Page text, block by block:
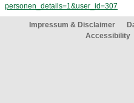
personen_details=1&user_id=307
Impressum & Disclaimer
Accessibility